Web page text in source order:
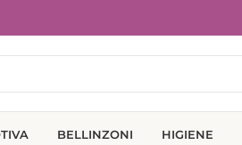
BELLINZONI HIGIENE